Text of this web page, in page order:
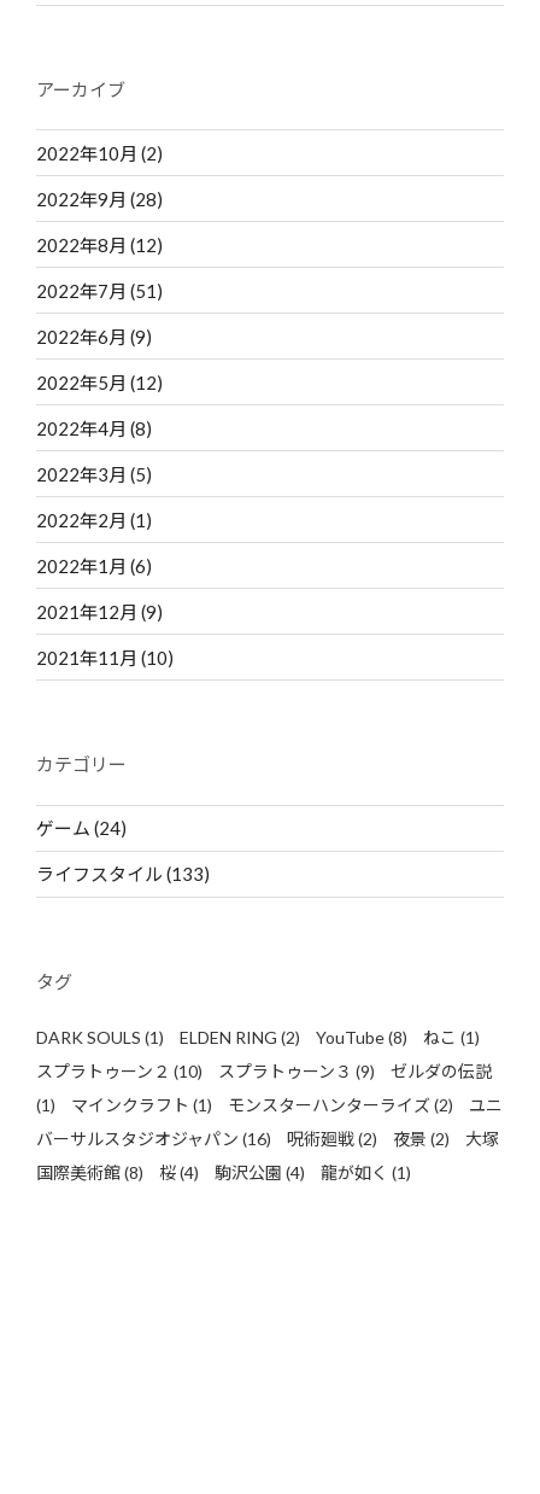
アーカイブ
2022年10月 (2)
2022年9月 (28)
2022年8月 (12)
2022年7月 (51)
2022年6月 (9)
2022年5月 (12)
2022年4月 (8)
2022年3月 (5)
2022年2月 (1)
2022年1月 (6)
2021年12月 (9)
2021年11月 (10)
カテゴリー
ゲーム (24)
ライフスタイル (133)
タグ
DARK SOULS (1) ELDEN RING (2) YouTube(8) ねこ (1)
スプラトゥーン２ (10) スプラトゥーン３ (9)
ゼルダの伝説
(1)
マインクラフト (1) モンスターハンターライズ(2)
ユニ
バーサルスタジオジャパン (16) 呪術廻戦(2) 夜景 (2)
大塚
国際美術館(8) 桜(4) 駒沢公園 (4) 龍が如く (1)